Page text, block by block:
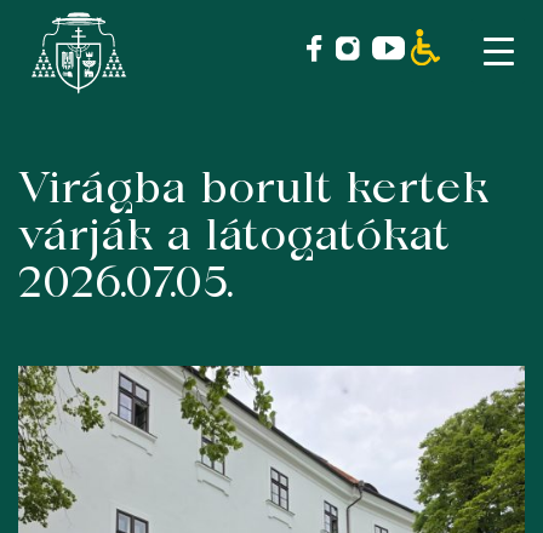
Skip
content
Virágba borult kertek
várják a látogatókat
2026.07.05.